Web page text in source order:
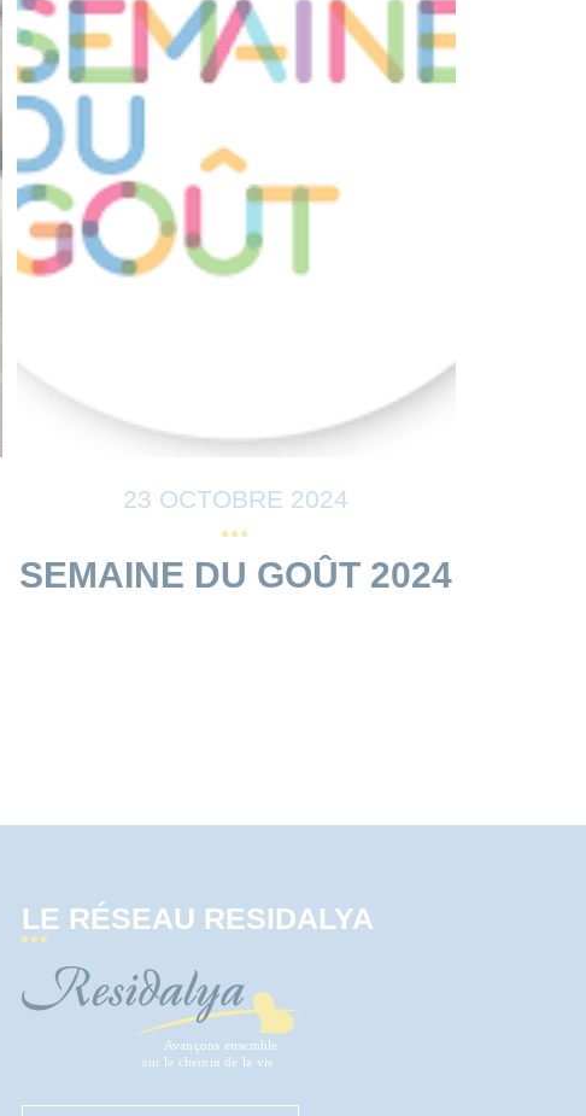
23 OCTOBRE 2024
SEMAINE DU GOÛT 2024
LE RÉSEAU RESIDALYA